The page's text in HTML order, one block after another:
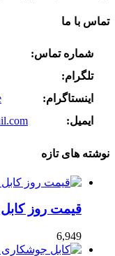
تماس با ما
شماره تماس:
تلگرام:
اینستاگرام:
ایمیل:
نوشته های تازه
قیمت روز
6,949